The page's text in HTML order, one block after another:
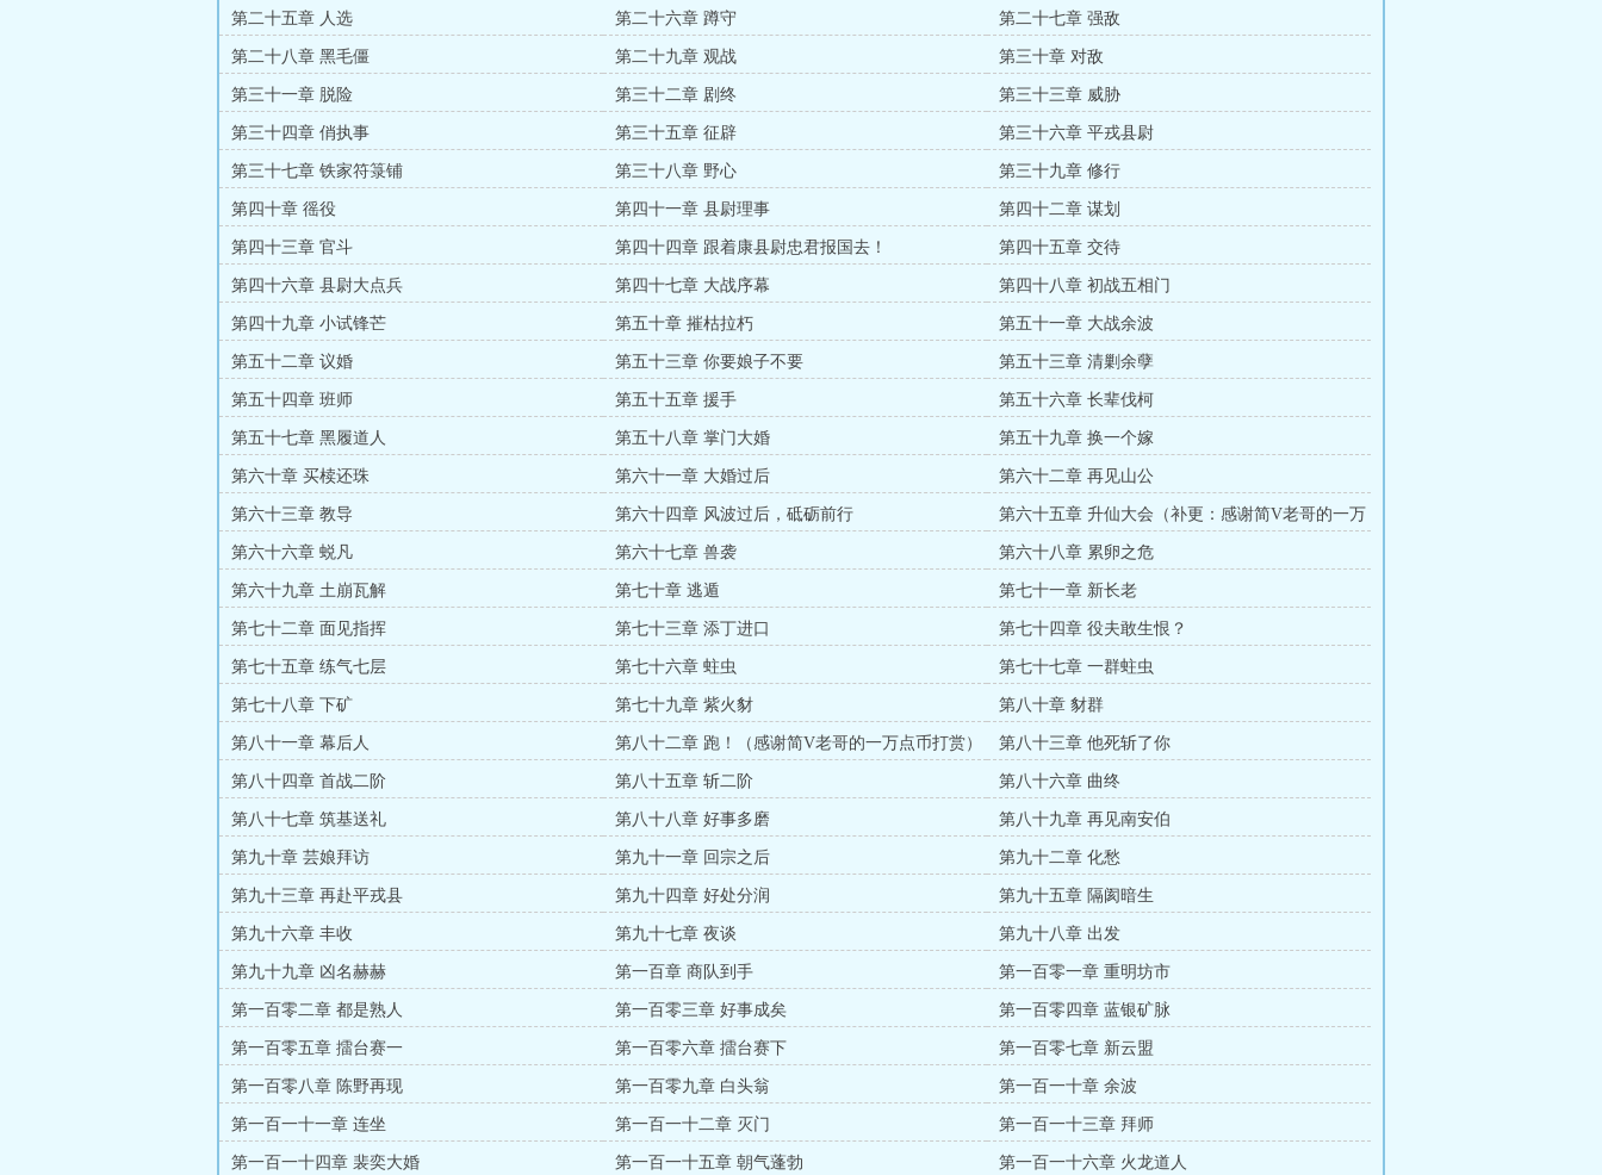
第二十五章 人选 第二十六章 蹲守 第二十七章 强敌
第二十八章 黑毛僵 第二十九章 观战 第三十章 对敌
第三十一章 脱险 第三十二章 剧终 第三十三章 威胁
第三十四章 俏执事 第三十五章 征辟 第三十六章 平戎县尉
第三十七章 铁家符箓铺 第三十八章 野心 第三十九章 修行
第四十章 徭役 第四十一章 县尉理事 第四十二章 谋划
第四十三章 官斗 第四十四章 跟着康县尉忠君报国去！ 第四十五章 交待
第四十六章 县尉大点兵 第四十七章 大战序幕 第四十八章 初战五相门
第四十九章 小试锋芒 第五十章 摧枯拉朽 第五十一章 大战余波
第五十二章 议婚 第五十三章 你要娘子不要 第五十三章 清剿余孽
第五十四章 班师 第五十五章 援手 第五十六章 长辈伐柯
第五十七章 黑履道人 第五十八章 掌门大婚 第五十九章 换一个嫁
第六十章 买椟还珠 第六十一章 大婚过后 第六十二章 再见山公
第六十三章 教导 第六十四章 风波过后，砥砺前行
第六十五章 升仙大会（补更：感谢简V老哥的一万
点币打赏）
第六十六章 蜕凡 第六十七章 兽袭 第六十八章 累卵之危
第六十九章 土崩瓦解 第七十章 逃遁 第七十一章 新长老
第七十二章 面见指挥 第七十三章 添丁进口 第七十四章 役夫敢生恨？
第七十五章 练气七层 第七十六章 蛀虫 第七十七章 一群蛀虫
第七十八章 下矿 第七十九章 紫火豺 第八十章 豺群
第八十一章 幕后人 第八十二章 跑！（感谢简V老哥的一万点币打赏） 第八十三章 他死斩了你
第八十四章 首战二阶 第八十五章 斩二阶 第八十六章 曲终
第八十七章 筑基送礼 第八十八章 好事多磨 第八十九章 再见南安伯
第九十章 芸娘拜访 第九十一章 回宗之后 第九十二章 化愁
第九十三章 再赴平戎县 第九十四章 好处分润 第九十五章 隔阂暗生
第九十六章 丰收 第九十七章 夜谈 第九十八章 出发
第九十九章 凶名赫赫 第一百章 商队到手 第一百零一章 重明坊市
第一百零二章 都是熟人 第一百零三章 好事成矣 第一百零四章 蓝银矿脉
第一百零五章 擂台赛一 第一百零六章 擂台赛下 第一百零七章 新云盟
第一百零八章 陈野再现 第一百零九章 白头翁 第一百一十章 余波
第一百一十一章 连坐 第一百一十二章 灭门 第一百一十三章 拜师
第一百一十四章 裴奕大婚 第一百一十五章 朝气蓬勃 第一百一十六章 火龙道人